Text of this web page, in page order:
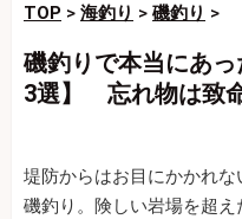
TOP > 海釣り > 磯釣り >
磯釣りで本当にあ
3選】 忘れ物は致
堤防からはお目にかかれ
磯釣り。険しい岩場を超